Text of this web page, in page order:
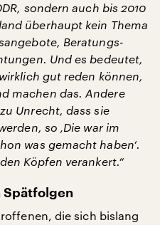
sondern auch bis 2010
überhaupt kein Thema
Beratungs-
Und es bedeutet,
gut reden können,
machen das. Andere
Unrecht, dass sie
so ‚Die war im
was gemacht haben‘.
Köpfen verankert.“
Spätfolgen
die sich bislang